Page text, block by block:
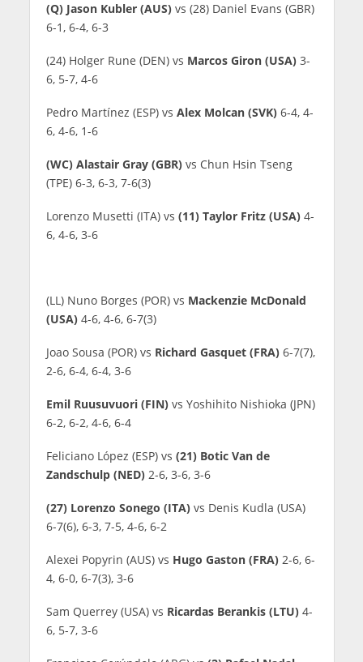
(Q) Jason Kubler (AUS)vs (28) Daniel Evans (GBR)
6-1, 6-4, 6-3
(24) Holger Rune (DEN) vs Marcos Giron (USA)3-
6, 5-7, 4-6
Pedro Martínez (ESP) vs Alex Molcan (SVK)6-4, 4-
6, 4-6, 1-6
(WC) Alastair Gray (GBR)vs Chun Hsin Tseng
(TPE) 6-3, 6-3, 7-6(3)
Lorenzo Musetti (ITA) vs (11) Taylor Fritz (USA)4-
6, 4-6, 3-6
(LL) Nuno Borges (POR) vs Mackenzie McDonald
(USA)4-6, 4-6, 6-7(3)
Joao Sousa (POR) vs Richard Gasquet (FRA)6-7(7),
2-6, 6-4, 6-4, 3-6
Emil Ruusuvuori (FIN)vs Yoshihito Nishioka (JPN)
6-2, 6-2, 4-6, 6-4
Feliciano López (ESP) vs (21) Botic Van de
Zandschulp (NED)2-6, 3-6, 3-6
(27) Lorenzo Sonego (ITA)vs Denis Kudla (USA)
6-7(6), 6-3, 7-5, 4-6, 6-2
Alexei Popyrin (AUS) vs Hugo Gaston (FRA)2-6, 6-
4, 6-0, 6-7(3), 3-6
Sam Querrey (USA) vs Ricardas Berankis (LTU)4-
6, 5-7, 3-6